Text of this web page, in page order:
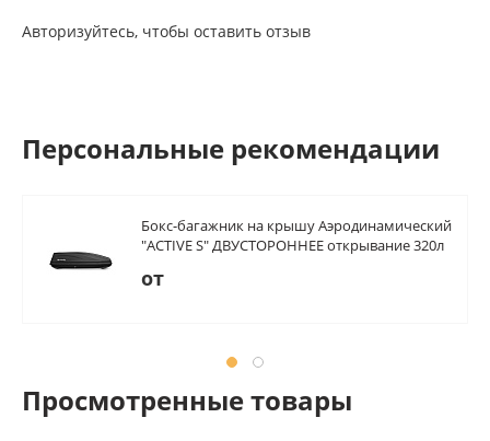
Авторизуйтесь, чтобы оставить отзыв
Персональные рекомендации
Бокс-багажник на крышу Аэродинамический
"ACTIVE S" ДВУСТОРОННЕЕ открывание 320л
от
Просмотренные товары